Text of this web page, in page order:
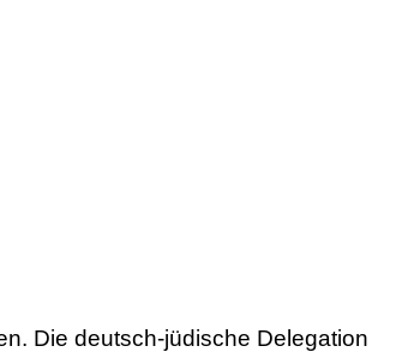
Die deutsch-jüdische Delegation